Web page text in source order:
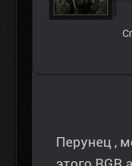
Перунец ,